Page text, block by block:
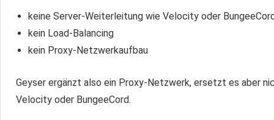
keine Server-Weiterleitung wie Velocity oder
kein Load-Balancing
kein Proxy-Netzwerkaufbau
Geyser ergänzt also ein Proxy-Netzwerk, ersetzt es aber
Velocity oder BungeeCord.